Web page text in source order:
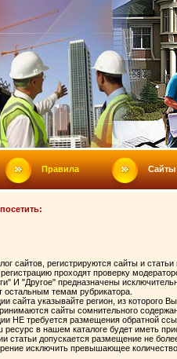
Правила Сайты
сайтов, регистрируются сайты и
проходят проверку
И "Другое" предназначены
остальным темам рубрикатора.
сайта указывайте регион, из которого
сайты сомнительного
НЕ требуется размещения обратной
в нашем каталоге будет иметь
статьи допускается размещение не
исключить превышающее